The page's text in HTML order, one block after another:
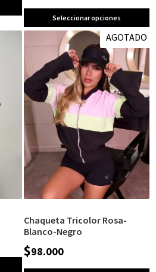
Seleccionar opciones
AGOTADO
Chaqueta Tricolor Rosa-
Blanco-Negro
$98.000